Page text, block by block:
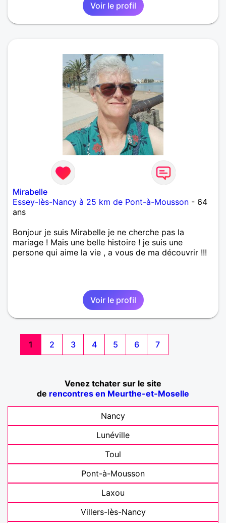
Voir le profil
Mirabelle
Essey-lès-Nancy à 25 km de Pont-à-Mousson - 64
ans
Bonjour je suis Mirabelle je ne cherche pas la
mariage ! Mais une belle histoire ! je suis une
persone qui aime la vie , a vous de ma découvrir !!!
Voir le profil
1 2 3 4 5 6 7
Venez tchater sur le site
de rencontres en Meurthe-et-Moselle
Nancy
Lunéville
Toul
Pont-à-Mousson
Laxou
Villers-lès-Nancy